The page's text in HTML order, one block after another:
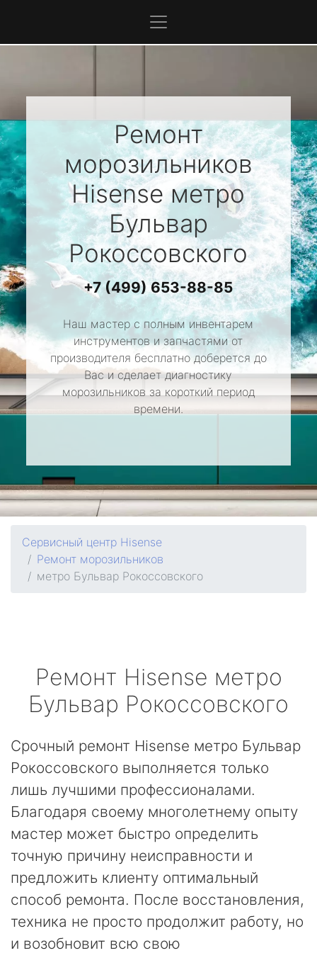
Ремонт
морозильников
Hisense метро
Бульвар
Рокоссовского
+7 (499) 653-88-85
Наш мастер с полным инвентарем
инструментов и запчастями от
производителя бесплатно доберется до
Вас и сделает диагностику
морозильников за короткий период
времени.
Сервисный центр Hisense
Ремонт морозильников
метро Бульвар Рокоссовского
Ремонт Hisense метро
Бульвар Рокоссовского
Срочный ремонт Hisense метро Бульвар
Рокоссовского выполняется только
лишь лучшими профессионалами.
Благодаря своему многолетнему опыту
мастер может быстро определить
точную причину неисправности и
предложить клиенту оптимальный
способ ремонта. После восстановления,
техника не просто продолжит работу, но
и возобновит всю свою